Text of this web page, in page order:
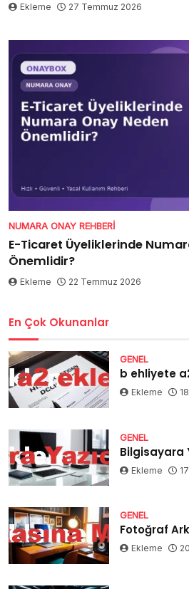
Ekleme 27 Temmuz 2026
NUMARA ONAY REHBERI
E-Ticaret Üyeliklerinde
Önemlidir?
Ekleme 22 Temmuz 2026
En Çok Okunanlar
GENEL
b ehliyete
Ekleme
GENEL
Bilgisayara
Ekleme
GENEL
Fotoğraf
Ekleme